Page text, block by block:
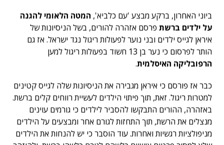
ביוני האחרון, ברקע מבצע 'עם כלביא', המטה הלאומי להגנה
על ילדים ברשת פרסם אזהרה להורים, בשל הניסיונות של
איראן לגייס ילדים ובני נוער לפעולות ריגול נגד ישראל. אז גם
הותר לפרסום כי נער בן 13 חשוד בפעולות ריגול למען
הרפובליקה האיסלמית.
כבר אז פורסם כי איראן מגבירה את הניסיונות שלה לגייס קטינים
למטרות ריגול. זאת, תוך פיתוי הילדים לעשיית רווחים קלים ברשת.
באזהרה, ההורים התבקשו להסביר לילדים כי גורמים עוינים
מנצלים את הרשת, תוך התחזות לגורם אחר ומבצעים על הילדים
מניפולציות רגשיות ואחרות. עוד הוסבר כי יש להנחות את הילדים